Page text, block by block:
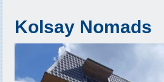
Kolsay Nomads